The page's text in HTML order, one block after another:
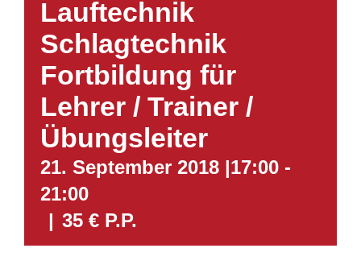
Lauftechnik
Schlagtechnik
Fortbildung für
Lehrer / Trainer /
Übungsleiter
21. September 2018 |17:00 -
21:00
| 35 € P.P.